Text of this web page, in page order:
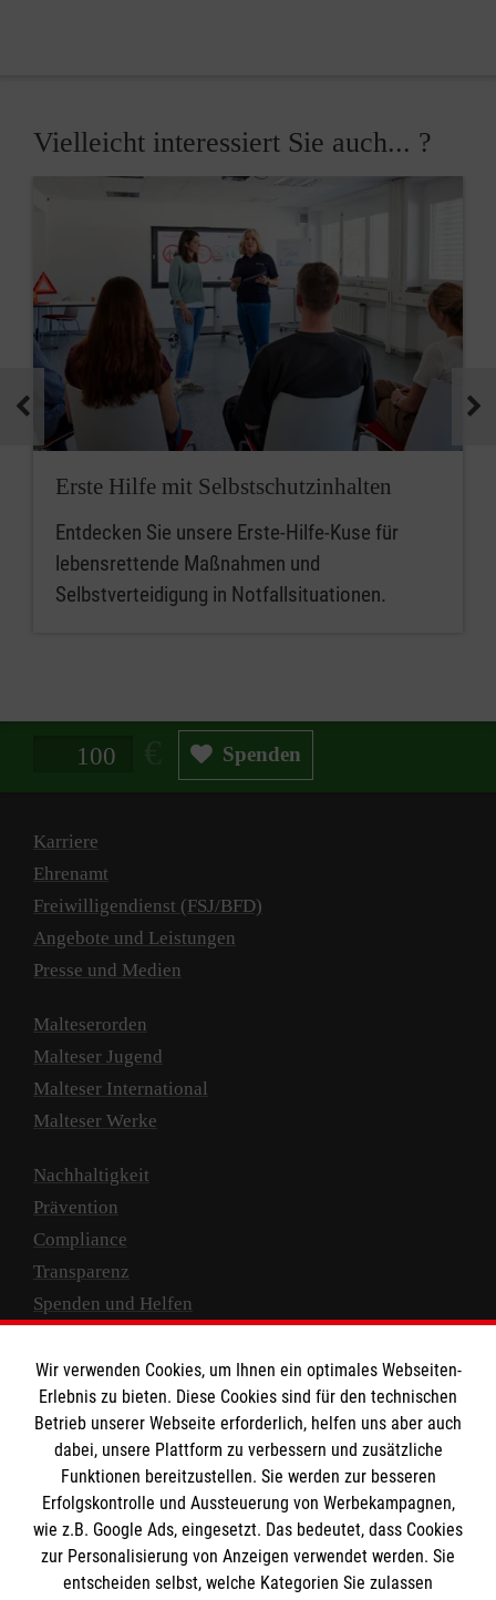
Vielleicht interessiert Sie auch... ?
Erste Hilfe mit Selbstschutzinhalten
Entdecken Sie unsere Erste-Hilfe-Kuse für
lebensrettende Maßnahmen und
Selbstverteidigung in Notfallsituationen.
Spendenbetrag in Euro Spenden
Karriere
Ehrenamt
Freiwilligendienst (FSJ/BFD)
Angebote und Leistungen
Presse und Medien
Malteserorden
Malteser Jugend
Malteser International
Malteser Werke
Nachhaltigkeit
Prävention
Compliance
Transparenz
Spenden und Helfen
Empfänger: Malteser Hilfsdienst e.V.
IBAN: DE10 3706 0120 1201 2000 12
BIC: GENODED 1PA7
Wir verwenden Cookies, um Ihnen ein optimales Webseiten-
Erlebnis zu bieten. Diese Cookies sind für den technischen
Betrieb unserer Webseite erforderlich, helfen uns aber auch
dabei, unsere Plattform zu verbessern und zusätzliche
Funktionen bereitzustellen. Sie werden zur besseren
Erfolgskontrolle und Aussteuerung von Werbekampagnen,
wie z.B. Google Ads, eingesetzt. Das bedeutet, dass Cookies
zur Personalisierung von Anzeigen verwendet werden. Sie
entscheiden selbst, welche Kategorien Sie zulassen